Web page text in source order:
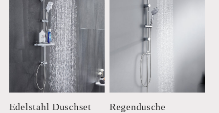
Edelstahl Duschset
Regendusche